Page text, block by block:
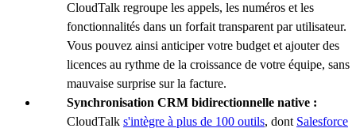
CloudTalk regroupe les appels, les numéros et les
fonctionnalités dans un forfait transparent par utilisateur.
Vous pouvez ainsi anticiper votre budget et ajouter des
licences au rythme de la croissance de votre équipe, sans
mauvaise surprise sur la facture.
Synchronisation CRM bidirectionnelle native :
CloudTalk s'intègre à plus de 100 outils, dont Salesforce